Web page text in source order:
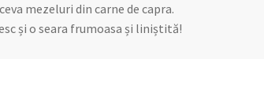
mezeluri din carne de capra.
și o seara frumoasa și liniștită!